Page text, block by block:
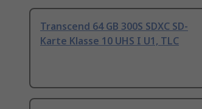
Transcend 64 GB 300S SDXC SD-
Karte Klasse 10 UHS I U1, TLC